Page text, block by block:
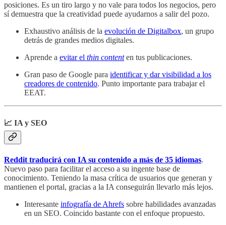
posiciones. Es un tiro largo y no vale para todos los negocios, pero
sí demuestra que la creatividad puede ayudarnos a salir del pozo.
Exhaustivo análisis de la evolución de Digitalbox, un grupo
detrás de grandes medios digitales.
Aprende a evitar el thin contenten tus publicaciones.
Gran paso de Google para identificar y dar visibilidad a los
creadores de contenido. Punto importante para trabajar el
EEAT.
📈 IA y SEO
Reddit traducirá con IA su contenido a más de 35 idiomas.
Nuevo paso para facilitar el acceso a su ingente base de
conocimiento. Teniendo la masa crítica de usuarios que generan y
mantienen el portal, gracias a la IA conseguirán llevarlo más lejos.
Interesante infografía de Ahrefs sobre habilidades avanzadas
en un SEO. Coincido bastante con el enfoque propuesto.